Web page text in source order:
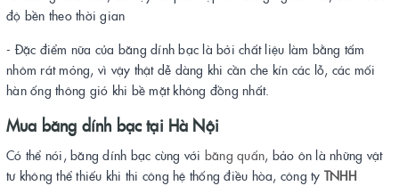
độ bền theo thời gian
- Đặc điểm nữa của băng dính bạc là bởi chất liệu làm bằng tấm
nhôm rát mỏng, vì vậy thật dễ dàng khi cần che kín các lỗ, các mối
hàn ống thông gió khi bề mặt không đồng nhất.
Mua băng dính bạc tại Hà Nội
Có thể nói, băng dính bạc cùng với băng quấn, bảo ôn là những vật
tư không thể thiếu khi thi công hệ thống điều hòa, công ty TNHH